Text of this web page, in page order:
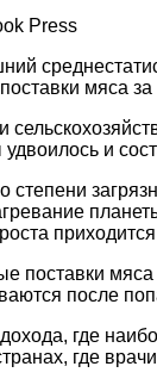
Press
мяса
и
степени
поставки
после
где
где